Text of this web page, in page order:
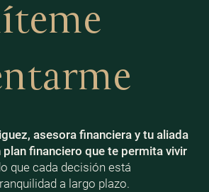
asesora financiera y tu aliada
financiero que te permita vivir
que cada decisión está
a largo plazo.